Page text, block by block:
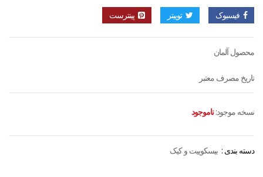
فیسبوک توییتر پینترست
محصول آلمان
تاریخ مصرف معتبر
نسخه موجود: ناموجود
دسته بندی : بیسکوییت و کیک